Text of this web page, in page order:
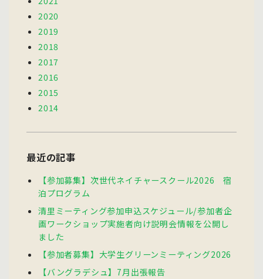
2020
2019
2018
2017
2016
2015
2014
最近の記事
【参加募集】次世代ネイチャースクール2026 宿
泊プログラム
清里ミーティング参加申込スケジュール/参加者企
画ワークショップ実施者向け説明会情報を公開し
ました
【参加者募集】大学生グリーンミーティング2026
【バングラデシュ】7月出張報告